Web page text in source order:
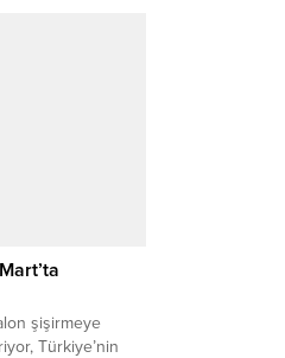
şişirmeye
Türkiye’nin